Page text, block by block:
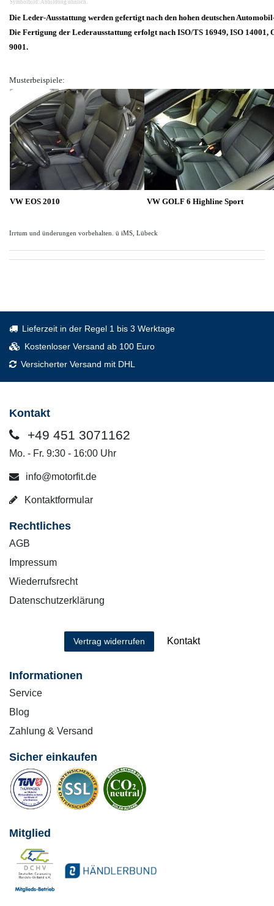
Symbolbild: Abbildung ühnlich.
Die Leder-Ausstattung werden gefertigt nach den hohen deutschen
Die Fertigung der Lederausstattung erfolgt nach ISO/TS 16949, ISO 14001,
9001.
Musterbeispiele:
VW EOS 2010 VW GOLF 6 Highline Sport
Irrtum und ünderungen vorbehalten. ü iMS, Lübeck
Lieferzeit in der Regel 1 bis 3 Werktage
Kostenloser Versand ab 100 Euro
Versicherter Versand mit DHL
Kontakt
+49 451 3071162
Mo. - Fr. 9:30 - 16:00 Uhr
info@motorfit.de
Kontaktformular
Rechtliches
AGB
Impressum
Wiederrufsrecht
Datenschutzerklärung
Vertrag widerrufen Kontakt
Informationen
Service
Blog
Zahlung & Versand
Sicher einkaufen
Mitglied